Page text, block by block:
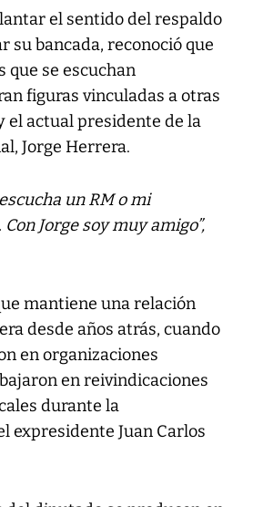
el sentido del respaldo
su bancada, reconoció que
que se escuchan
figuras vinculadas a otras
el actual presidente de la
Jorge Herrera.
un RM o mi
Jorge soy muy amigo”,
mantiene una relación
desde años atrás, cuando
en organizaciones
en reivindicaciones
durante la
expresidente Juan Carlos